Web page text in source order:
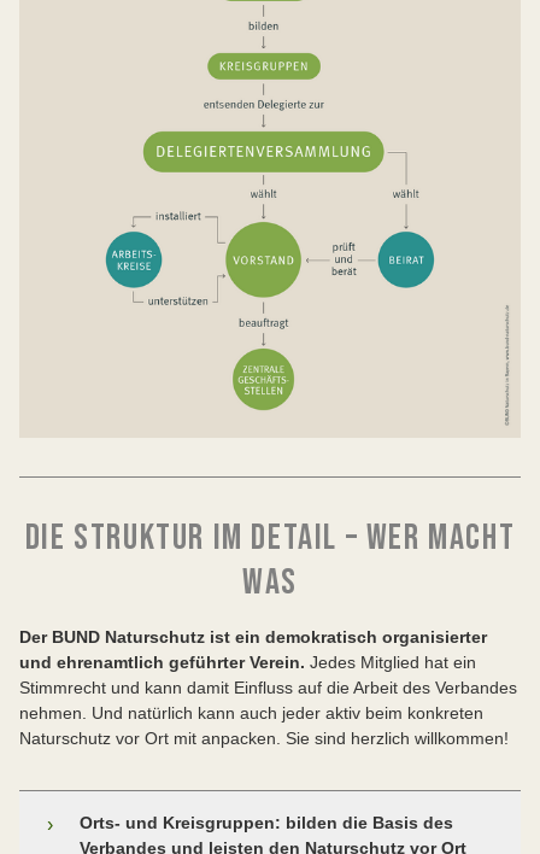
DIE STRUKTUR IM DETAIL – WER MACHT
WAS
Der BUND Naturschutz ist ein demokratisch organisierter
und ehrenamtlich geführter Verein. Jedes Mitglied hat ein
Stimmrecht und kann damit Einfluss auf die Arbeit des Verbandes
nehmen. Und natürlich kann auch jeder aktiv beim konkreten
Naturschutz vor Ort mit anpacken. Sie sind herzlich willkommen!
›
Orts- und Kreisgruppen: bilden die Basis des
Verbandes und leisten den Naturschutz vor Ort